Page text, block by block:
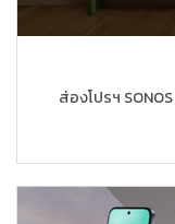
ส่องโปรฯ